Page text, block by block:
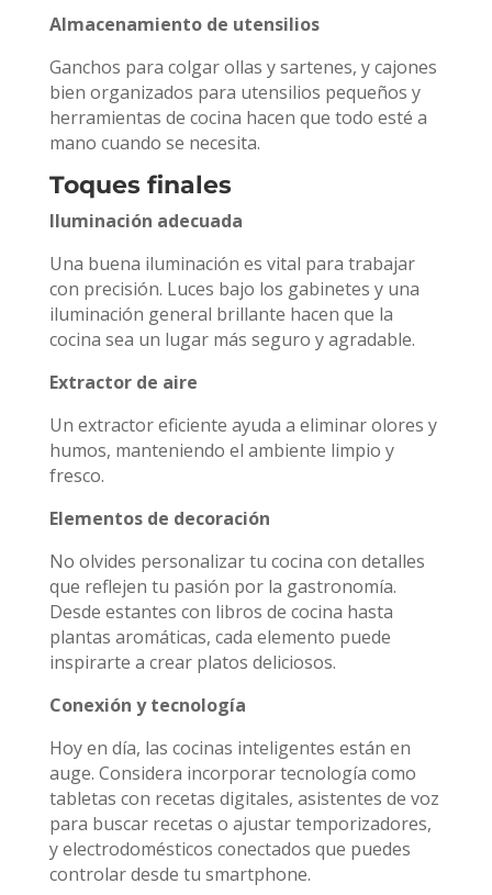
Almacenamiento de utensilios
Ganchos para colgar ollas y sartenes, y cajones
bien organizados para utensilios pequeños y
herramientas de cocina hacen que todo esté a
mano cuando se necesita.
Toques finales
Iluminación adecuada
Una buena iluminación es vital para trabajar
con precisión. Luces bajo los gabinetes y una
iluminación general brillante hacen que la
cocina sea un lugar más seguro y agradable.
Extractor de aire
Un extractor eficiente ayuda a eliminar olores y
humos, manteniendo el ambiente limpio y
fresco.
Elementos de decoración
No olvides personalizar tu cocina con detalles
que reflejen tu pasión por la gastronomía.
Desde estantes con libros de cocina hasta
plantas aromáticas, cada elemento puede
inspirarte a crear platos deliciosos.
Conexión y tecnología
Hoy en día, las cocinas inteligentes están en
auge. Considera incorporar tecnología como
tabletas con recetas digitales, asistentes de voz
para buscar recetas o ajustar temporizadores,
y electrodomésticos conectados que puedes
controlar desde tu smartphone.